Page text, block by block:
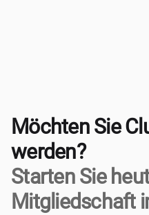
Möchten Sie
werden?
Starten Sie
Mitgliedschaft